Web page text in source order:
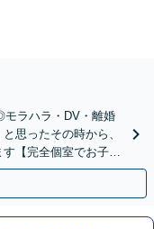
ラハラ・DV・離婚
思ったその時から、
【完全個室でお子さ